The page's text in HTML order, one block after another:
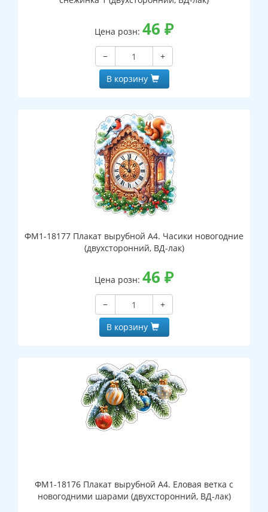
Цена розн: 46 ₽
−
+
В корзину
ФМ1-18177 Плакат вырубной А4. Часики новогодние
(двухсторонний, ВД-лак)
Цена розн: 46 ₽
−
+
В корзину
ФМ1-18176 Плакат вырубной А4. Еловая ветка с
новогодними шарами (двухсторонний, ВД-лак)